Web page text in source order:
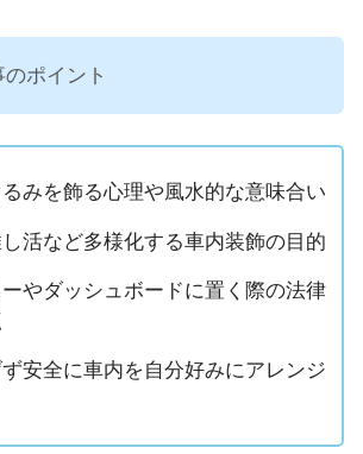
ポイント
みを飾る心理や風水的な意味合い
活など多様化する車内装飾の目的
やダッシュボードに置く際の法律
安全に車内を自分好みにアレンジ